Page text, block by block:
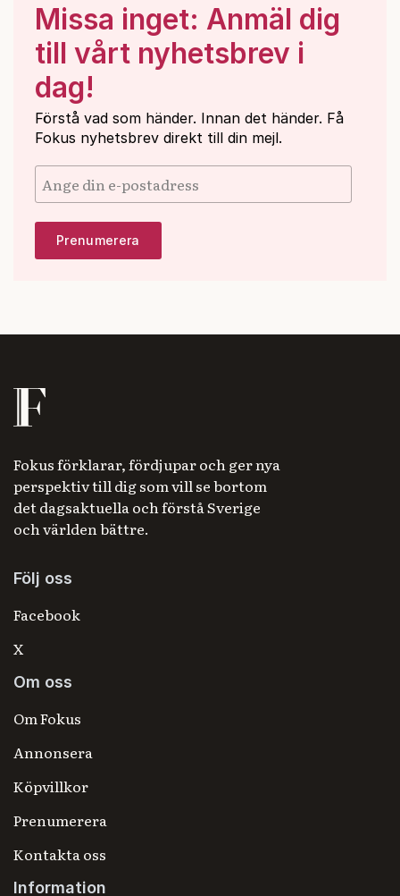
Missa inget: Anmäl dig
till vårt nyhetsbrev i
dag!
Förstå vad som händer. Innan det händer. Få
Fokus nyhetsbrev direkt till din mejl.
Fokus förklarar, fördjupar och ger nya
perspektiv till dig som vill se bortom
det dagsaktuella och förstå Sverige
och världen bättre.
Följ oss
Facebook
X
Om oss
Om Fokus
Annonsera
Köpvillkor
Prenumerera
Kontakta oss
Information